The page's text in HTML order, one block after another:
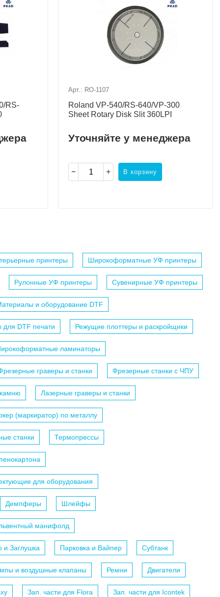
RS-
Арт.: RO-1107
Roland VP-540/RS-640/VP-300
Sheet Rotary Disk Slit 360LPI
Уточняйте у менеджера
В корзину
принтеры Широкоформатные УФ принтеры
Рулонные УФ принтеры Сувенирные УФ принтеры
и оборудование DTF
DTF печати Режущие плоттеры и раскройщики
ламинаторы
граверы и станки Фрезерные станки с ЧПУ
Лазерные граверы и станки
(маркиратор) по металлу
станки Термопрессы
для оборудования
Демпферы Шлейфы
манифолд
и Заглушка Парковка и Вайпер Субтанк
и воздушные клапаны Ремни Двигатели
Зап. части для Flora Зап. части для Icontek